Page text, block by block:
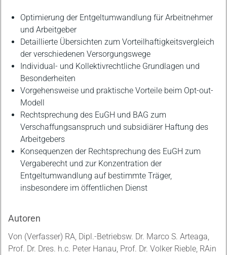
Optimierung der Entgeltumwandlung für Arbeitnehmer
und Arbeitgeber
Detaillierte Übersichten zum Vorteilhaftigkeitsvergleich
der verschiedenen Versorgungswege
Individual- und Kollektivrechtliche Grundlagen und
Besonderheiten
Vorgehensweise und praktische Vorteile beim Opt-out-
Modell
Rechtsprechung des EuGH und BAG zum
Verschaffungsanspruch und subsidiärer Haftung des
Arbeitgebers
Konsequenzen der Rechtsprechung des EuGH zum
Vergaberecht und zur Konzentration der
Entgeltumwandlung auf bestimmte Träger,
insbesondere im öffentlichen Dienst
Autoren
Von (Verfasser) RA, Dipl.-Betriebsw. Dr. Marco S. Arteaga,
Prof. Dr. Dres. h.c. Peter Hanau, Prof. Dr. Volker Rieble, RAin